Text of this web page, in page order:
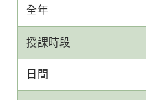
全年
授課時段
日間